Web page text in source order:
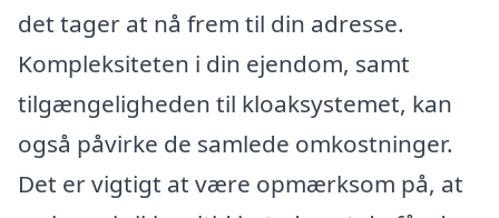
det tager at nå frem til din adresse.
Kompleksiteten i din ejendom, samt
tilgængeligheden til kloaksystemet, kan
også påvirke de samlede omkostninger.
Det er vigtigt at være opmærksom på, at